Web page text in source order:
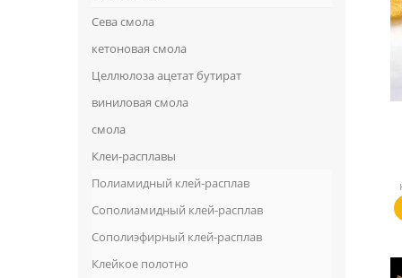
Сева смола
кетоновая смола
Целлюлоза ацетат бутират
виниловая смола
смола
Клеи-расплавы
Полиамидный клей-расплав
Сополиамидный клей-расплав
Сополиэфирный клей-расплав
Клейкое полотно